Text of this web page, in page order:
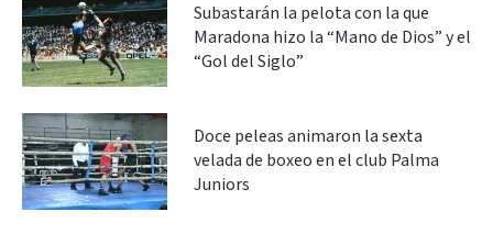
Subastarán la pelota con la que
Maradona hizo la “Mano de Dios” y el
“Gol del Siglo”
Doce peleas animaron la sexta
velada de boxeo en el club Palma
Juniors